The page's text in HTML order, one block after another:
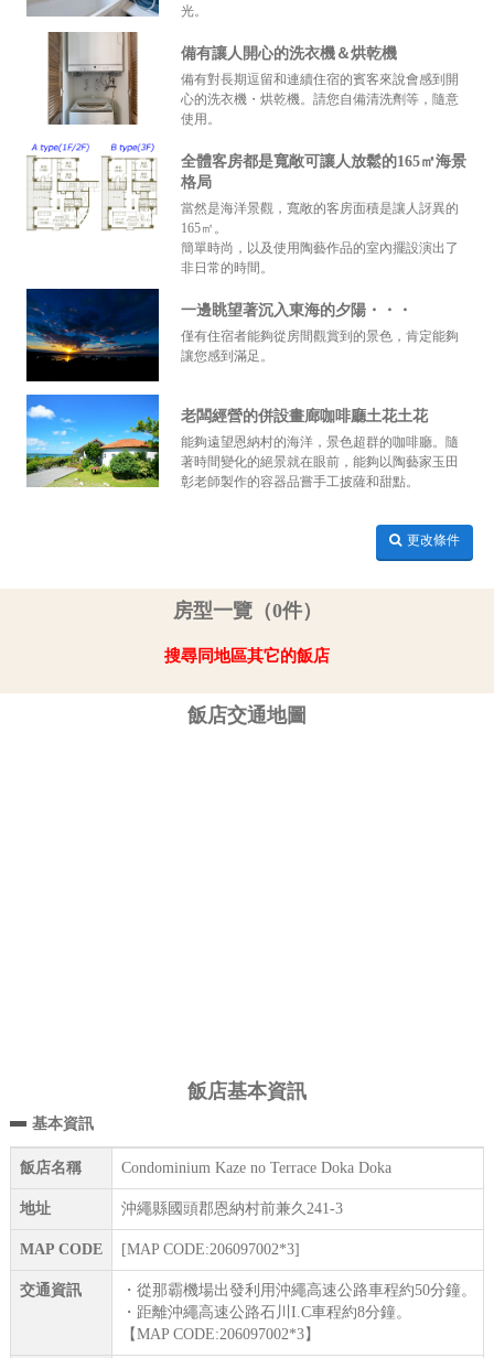
光。
備有讓人開心的洗衣機＆烘乾機
備有對長期逗留和連續住宿的賓客來說會感到開
心的洗衣機・烘乾機。請您自備清洗劑等，隨意
使用。
全體客房都是寬敞可讓人放鬆的165㎡海景
格局
當然是海洋景觀，寬敞的客房面積是讓人訝異的
165㎡。
簡單時尚，以及使用陶藝作品的室內擺設演出了
非日常的時間。
一邊眺望著沉入東海的夕陽・・・
僅有住宿者能夠從房間觀賞到的景色，肯定能夠
讓您感到滿足。
老闆經營的併設畫廊咖啡廳土花土花
能夠遠望恩納村的海洋，景色超群的咖啡廳。隨
著時間變化的絕景就在眼前，能夠以陶藝家玉田
彰老師製作的容器品嘗手工披薩和甜點。
更改條件
房型一覽（0件）
搜尋同地區其它的飯店
飯店交通地圖
飯店基本資訊
基本資訊
飯店名稱 Condominium Kaze no Terrace Doka Doka
地址 沖繩縣國頭郡恩納村前兼久241-3
MAP CODE [MAP CODE:206097002*3]
交通資訊
・從那霸機場出發利用沖繩高速公路車程約50分鐘。
・距離沖繩高速公路石川I.C車程約8分鐘。
【MAP CODE:206097002*3】